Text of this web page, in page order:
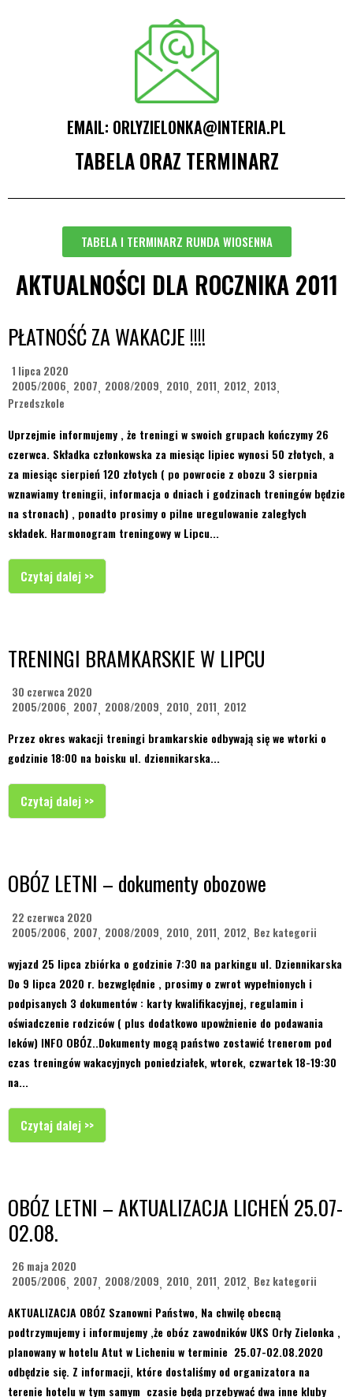
EMAIL: ORLYZIELONKA@INTERIA.PL
TABELA ORAZ TERMINARZ
TABELA I TERMINARZ RUNDA WIOSENNA
AKTUALNOŚCI DLA ROCZNIKA 2011
PŁATNOŚĆ ZA WAKACJE !!!!
1 lipca 2020
2005/2006, 2007, 2008/2009, 2010, 2011, 2012, 2013,
Przedszkole
Uprzejmie informujemy , że treningi w swoich grupach kończymy 26
czerwca. Składka członkowska za miesiąc lipiec wynosi 50 złotych, a
za miesiąc sierpień 120 złotych ( po powrocie z obozu 3 sierpnia
wznawiamy treningii, informacja o dniach i godzinach treningów będzie
na stronach) , ponadto prosimy o pilne uregulowanie zaległych
składek. Harmonogram treningowy w Lipcu...
Czytaj dalej >>
TRENINGI BRAMKARSKIE W LIPCU
30 czerwca 2020
2005/2006, 2007, 2008/2009, 2010, 2011, 2012
Przez okres wakacji treningi bramkarskie odbywają się we wtorki o
godzinie 18:00 na boisku ul. dziennikarska...
Czytaj dalej >>
OBÓZ LETNI – dokumenty obozowe
22 czerwca 2020
2005/2006, 2007, 2008/2009, 2010, 2011, 2012, Bez kategorii
wyjazd 25 lipca zbiórka o godzinie 7:30 na parkingu ul. Dziennikarska
Do 9 lipca 2020 r. bezwględnie , prosimy o zwrot wypełnionych i
podpisanych 3 dokumentów : karty kwalifikacyjnej, regulamin i
oświadczenie rodziców ( plus dodatkowo upowżnienie do podawania
leków) INFO OBÓZ..Dokumenty mogą państwo zostawić trenerom pod
czas treningów wakacyjnych poniedziałek, wtorek, czwartek 18-19:30
na...
Czytaj dalej >>
OBÓZ LETNI – AKTUALIZACJA LICHEŃ 25.07-
02.08.
26 maja 2020
2005/2006, 2007, 2008/2009, 2010, 2011, 2012, Bez kategorii
AKTUALIZACJA OBÓZ Szanowni Państwo, Na chwilę obecną
podtrzymujemy i informujemy ,że obóz zawodników UKS Orły Zielonka ,
planowany w hotelu Atut w Licheniu w terminie 25.07-02.08.2020
odbędzie się. Z informacji, które dostaliśmy od organizatora na
terenie hotelu w tym samym czasie będą przebywać dwa inne kluby